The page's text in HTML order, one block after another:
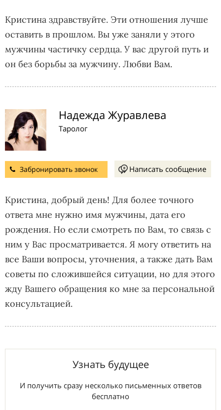
Кристина здравствуйте. Эти отношения лучше
оставить в прошлом. Вы уже заняли у этого
мужчины частичку сердца. У вас другой путь и
он без борьбы за мужчину. Любви Вам.
Надежда Журавлева
Таролог
Забронировать звонок Написать сообщение
Кристина, добрый день! Для более точного
ответа мне нужно имя мужчины, дата его
рождения. Но если смотреть по Вам, то связь с
ним у Вас просматривается. Я могу ответить на
все Ваши вопросы, уточнения, а также дать Вам
советы по сложившейся ситуации, но для этого
жду Вашего обращения ко мне за персональной
консультацией.
Узнать будущее
И получить сразу несколько письменных ответов
бесплатно